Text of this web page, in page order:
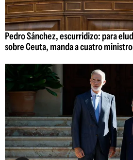
Pedro Sánchez, escurridizo: para
sobre Ceuta, manda a cuatro